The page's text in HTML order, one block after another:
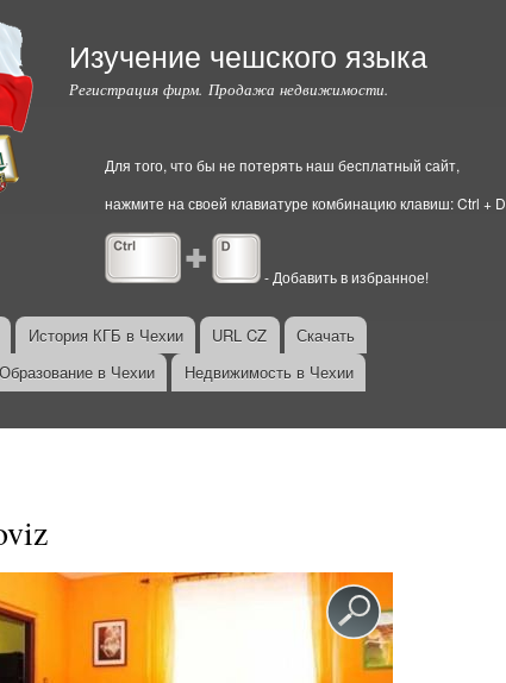
Изучение чешского языка
Регистрация фирм. Продажа недвижимости.
Для того, что бы не потерять наш бесплатный сайт,
нажмите на своей клавиатуре комбинацию клавиш: Ctrl + D
- Добавить в избранное!
История КГБ в Чехии URL CZ
Скачать
Образование в Чехии
Недвижимость в Чехии